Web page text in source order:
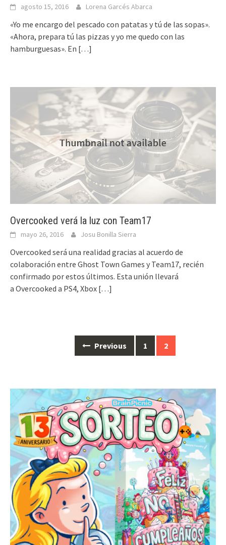
agosto 15, 2016 Lorena Garcés Abarca
«Yo me encargo del pescado con patatas y tú de las sopas».
«Ahora, prepara tú las pizzas y yo me quedo con las
hamburguesas». En […]
Overcooked verá la luz con Team17
mayo 26, 2016 Josu Bonilla Sierra
Overcooked será una realidad gracias al acuerdo de
colaboración entre Ghost Town Games y Team17, recién
confirmado por estos últimos. Esta unión llevará
a Overcooked a PS4, Xbox […]
Previous 1 2